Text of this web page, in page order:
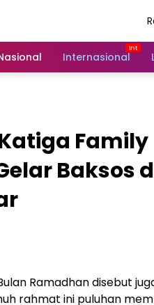
Internasional
Family
Baksos
Ramadhan disebut
rahmat ini puluhan